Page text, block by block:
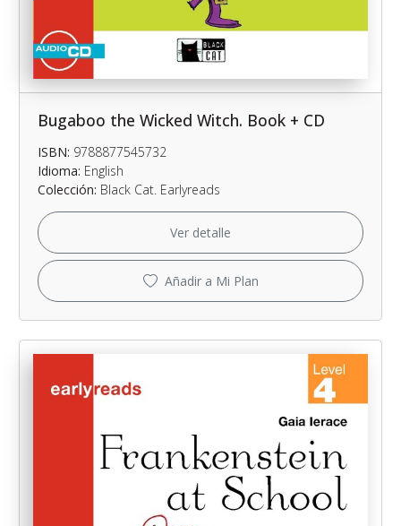
Bugaboo the Wicked Witch. Book + CD
ISBN: 9788877545732
Idioma: English
Colección: Black Cat. Earlyreads
Ver detalle
Añadir a Mi Plan